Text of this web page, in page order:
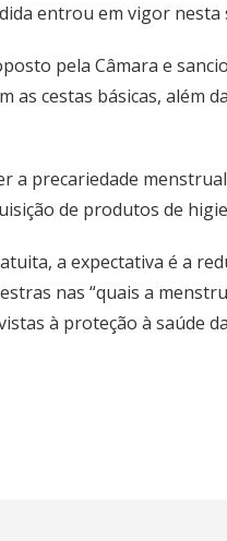
entrou em vigor nesta
pela Câmara e
as cestas básicas, além
a precariedade
de produtos de
a expectativa é a
nas “quais a
à proteção à saúde